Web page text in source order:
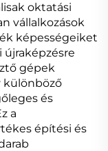
oktatási
vállalkozások
képességeiket
gépek
különböző
és
a
építési és